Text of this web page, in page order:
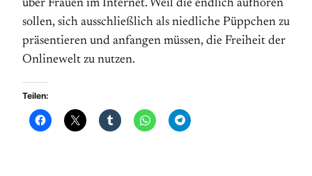
über Frauen im Internet. Weil die endlich aufhören
sollen, sich ausschließlich als niedliche Püppchen zu
präsentieren und anfangen müssen, die Freiheit der
Onlinewelt zu nutzen.
Teilen: